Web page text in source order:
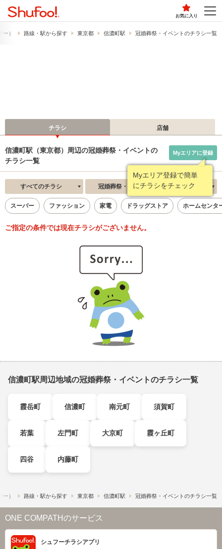
お気に入り
） 路線・駅から探す 東京都 信濃町駅 冠婚葬祭・イベントのチラシ一覧
チラシ 店舗
信濃町駅（東京都）周辺の冠婚葬祭・イベントの
チラシ一覧
Myエリア登録で簡単
にチラシをチェック
Myエリアに登録
すべてのチラシ 冠婚葬祭・イベント 新着順
スーパー ファッション 家電 ドラッグストア ホームセンタ
ご指定の条件では現在チラシがございません。
信濃町駅周辺地域の冠婚葬祭・イベントのチラシ一覧
霞岳町 信濃町 南元町 須賀町
若葉 左門町 大京町 霞ヶ丘町
四谷 内藤町
） 路線・駅から探す 東京都 信濃町駅 冠婚葬祭・イベントのチラシ一覧
ONE COMPATHのサービス
シュフーチラシアプリ